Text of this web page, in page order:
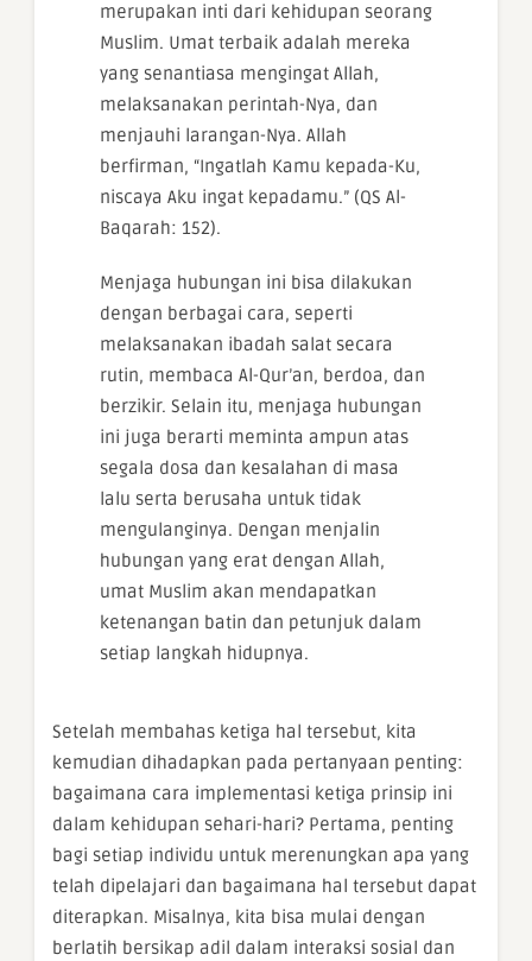
merupakan inti dari kehidupan seorang
Muslim. Umat terbaik adalah mereka
yang senantiasa mengingat Allah,
melaksanakan perintah-Nya, dan
menjauhi larangan-Nya. Allah
berfirman, “Ingatlah Kamu kepada-Ku,
niscaya Aku ingat kepadamu.” (QS Al-
Baqarah: 152).
Menjaga hubungan ini bisa dilakukan
dengan berbagai cara, seperti
melaksanakan ibadah salat secara
rutin, membaca Al-Qur’an, berdoa, dan
berzikir. Selain itu, menjaga hubungan
ini juga berarti meminta ampun atas
segala dosa dan kesalahan di masa
lalu serta berusaha untuk tidak
mengulanginya. Dengan menjalin
hubungan yang erat dengan Allah,
umat Muslim akan mendapatkan
ketenangan batin dan petunjuk dalam
setiap langkah hidupnya.
Setelah membahas ketiga hal tersebut, kita
kemudian dihadapkan pada pertanyaan penting:
bagaimana cara implementasi ketiga prinsip ini
dalam kehidupan sehari-hari? Pertama, penting
bagi setiap individu untuk merenungkan apa yang
telah dipelajari dan bagaimana hal tersebut dapat
diterapkan. Misalnya, kita bisa mulai dengan
berlatih bersikap adil dalam interaksi sosial dan